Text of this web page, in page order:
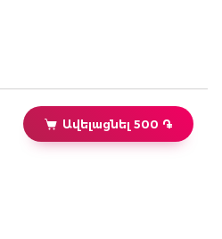
Ավելացնել 500 ֏